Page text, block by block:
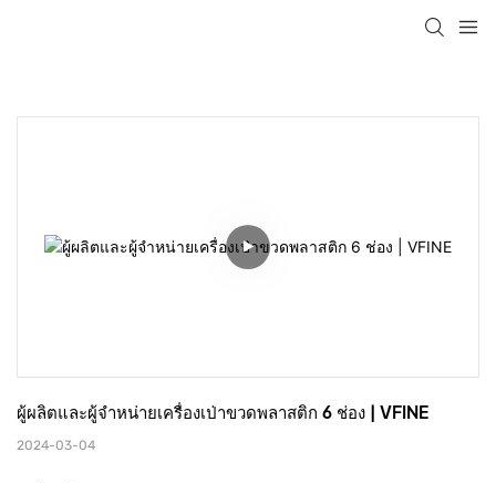
ผู้ผลิตและผู้จำหน่ายเครื่องเป่าขวดพลาสติก 6 ช่อง | VFINE
2024-03-04